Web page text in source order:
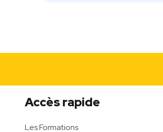
Accès rapide
Les Formations